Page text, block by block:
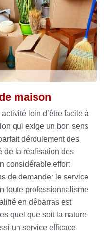
maison
loin d’être facile à
qui exige un bon sens
déroulement des
de la réalisation des
considérable effort
de demander le service
toute professionnalisme
en débarras est
quel que soit la nature
un service efficace